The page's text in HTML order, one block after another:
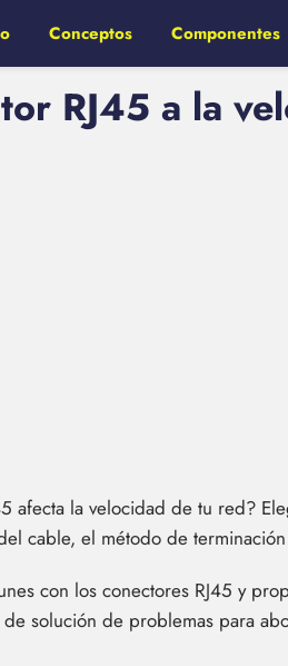
Conceptos Componentes
RJ45 a la
afecta la velocidad de tu red?
cable, el método de
con los conectores RJ45 y
de solución de problemas para